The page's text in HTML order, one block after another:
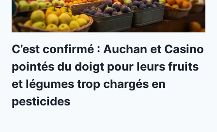
C’est confirmé : Auchan et Casino
pointés du doigt pour leurs fruits
et légumes trop chargés en
pesticides